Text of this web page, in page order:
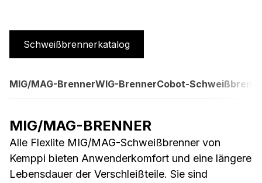
Schweißbrennerkatalog
MIG/MAG-BrennerWIG-BrennerCobot-
MIG/MAG-BRENNER
Alle Flexlite MIG/MAG-Schweißbrenner von
Kemppi bieten Anwenderkomfort und eine längere
Lebensdauer der Verschleißteile. Sie sind